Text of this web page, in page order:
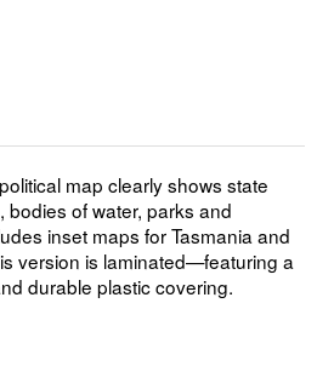
map clearly shows state
of water, parks and
inset maps for Tasmania and
version is laminated—featuring a
durable plastic covering.